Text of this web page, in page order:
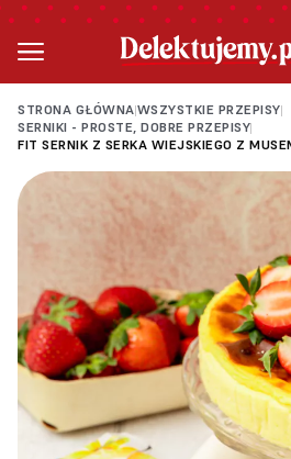
STRONA GŁÓWNA|WSZYSTKIE PRZEPISY|
SERNIKI - PROSTE, DOBRE PRZEPISY|
FIT SERNIK Z SERKA WIEJSKIEGO Z